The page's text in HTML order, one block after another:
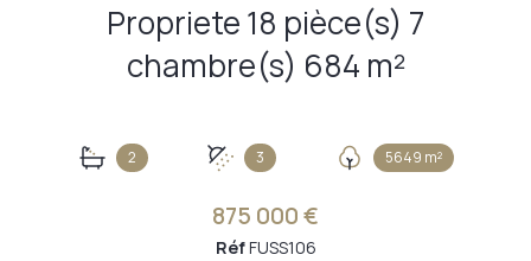
Propriete 18 pièce(s) 7
chambre(s) 684 m²
2 3 5649 m²
875 000 €
RéfFUSS106